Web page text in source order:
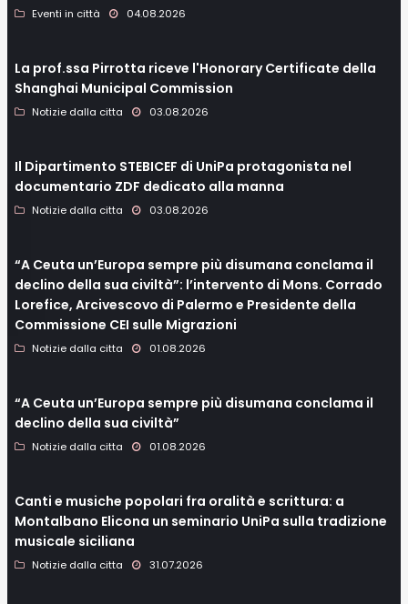
Eventi in città 04.08.2026
La prof.ssa Pirrotta riceve l'Honorary Certificate della
Shanghai Municipal Commission
Notizie dalla citta 03.08.2026
Il Dipartimento STEBICEF di UniPa protagonista nel
documentario ZDF dedicato alla manna
Notizie dalla citta 03.08.2026
“A Ceuta un’Europa sempre più disumana conclama il
declino della sua civiltà”: l’intervento di Mons. Corrado
Lorefice, Arcivescovo di Palermo e Presidente della
Commissione CEI sulle Migrazioni
Notizie dalla citta 01.08.2026
“A Ceuta un’Europa sempre più disumana conclama il
declino della sua civiltà”
Notizie dalla citta 01.08.2026
Canti e musiche popolari fra oralità e scrittura: a
Montalbano Elicona un seminario UniPa sulla tradizione
musicale siciliana
Notizie dalla citta 31.07.2026